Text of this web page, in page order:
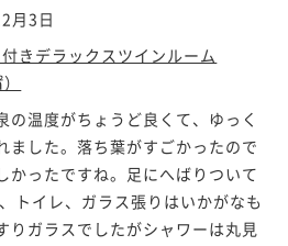
月3日
きデラックスツインルーム
の温度がちょうど良くて、ゆっく
ました。落ち葉がすごかったので
かったですね。足にへばりついて
トイレ、ガラス張りはいかがなも
りガラスでしたがシャワーは丸見